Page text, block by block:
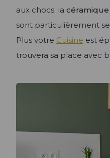
aux chocs: la céramique
sont particulièrement
Plus votre Cuisine est
trouvera sa place avec